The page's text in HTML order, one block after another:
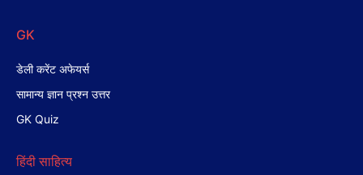
GK
डेली करेंट अफेयर्स
सामान्य ज्ञान प्रश्न उत्तर
GK Quiz
हिंदी साहित्य